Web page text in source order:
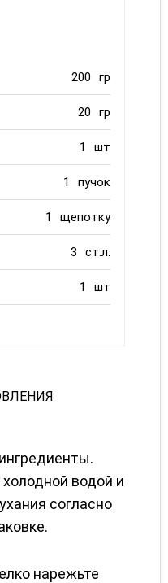
200 гр
20 гр
1 шт
1 пучок
1 щепотку
3 ст.л.
1 шт
водой и
согласно
нарежьте